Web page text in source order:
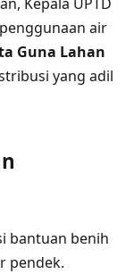
air
Guna Lahan
yang adil
bantuan benih
pendek.